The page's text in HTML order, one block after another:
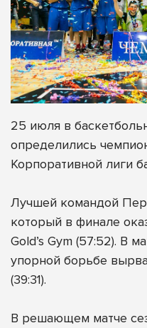
25 июля в
определились
Корпоративной лиги
Лучшей командой
который в финале
Gold’s Gym (57:52). В
упорной борьбе
(39:31).
В решающем матче